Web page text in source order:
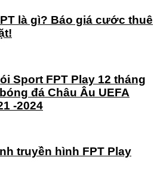
là gì? Báo giá cước thuê
Sport FPT Play 12 tháng
đá Châu Âu UEFA
-2024
truyền hình FPT Play